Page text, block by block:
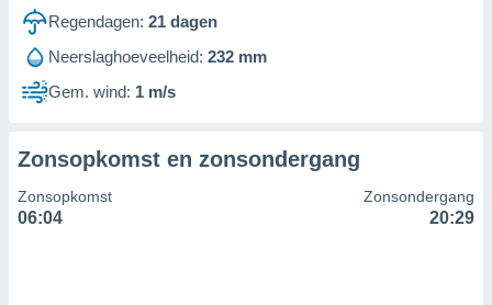
Regendagen: 21 dagen
Neerslaghoeveelheid: 232 mm
Gem. wind: 1 m/s
Zonsopkomst en zonsondergang
Zonsopkomst
06:04
Zonsondergang
20:29